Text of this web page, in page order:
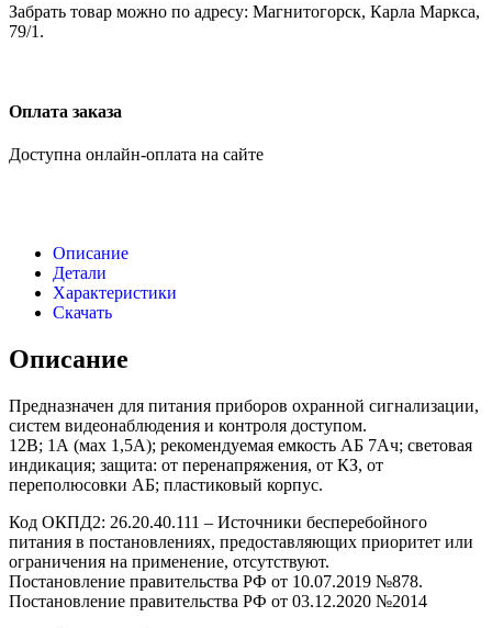
Забрать товар можно по адресу: Магнитогорск, Карла Маркса,
79/1.
Оплата заказа
Доступна онлайн-оплата на сайте
Описание
Детали
Характеристики
Скачать
Описание
Предназначен для питания приборов охранной сигнализации,
систем видеонаблюдения и контроля доступом.
12В; 1А (мах 1,5А); рекомендуемая емкость АБ 7Ач; световая
индикация; защита: от перенапряжения, от КЗ, от
переполюсовки АБ; пластиковый корпус.
Код ОКПД2: 26.20.40.111 – Источники бесперебойного
питания в постановлениях, предоставляющих приоритет или
ограничения на применение, отсутствуют.
Постановление правительства РФ от 10.07.2019 №878.
Постановление правительства РФ от 03.12.2020 №2014